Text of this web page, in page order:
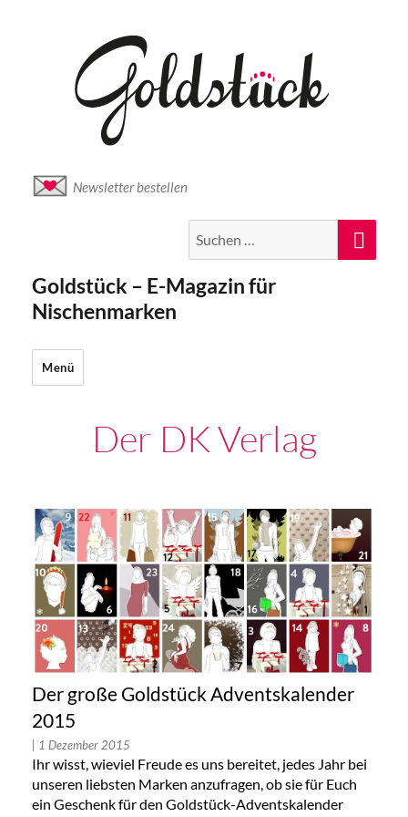
Newsletter bestellen
nach:
Goldstück – E-Magazin für
Nischenmarken
Menü
Der DK Verlag
Der große Goldstück Adventskalender
2015
| 1 Dezember 2015
Ihr wisst, wieviel Freude es uns bereitet, jedes Jahr bei
unseren liebsten Marken anzufragen, ob sie für Euch
ein Geschenk für den Goldstück-Adventskalender